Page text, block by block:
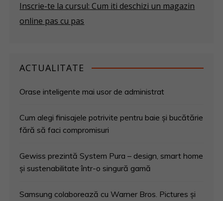
Inscrie-te la cursul: Cum iti deschizi un magazin
online pas cu pas
ACTUALITATE
Orase inteligente mai usor de administrat
Cum alegi finisajele potrivite pentru baie și bucătărie
fără să faci compromisuri
Gewiss prezintă System Pura – design, smart home
și sustenabilitate într-o singură gamă
Samsung colaborează cu Warner Bros. Pictures și